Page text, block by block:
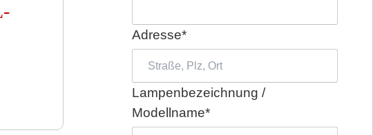
Pflichtfeld
Adresse*
Pflichtfeld
Lampenbezeichnung /
Modellname*